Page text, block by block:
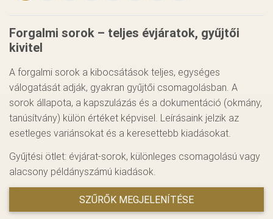
Forgalmi sorok – teljes évjáratok, gyűjtői
kivitel
A forgalmi sorok a kibocsátások teljes, egységes
válogatását adják, gyakran gyűjtői csomagolásban. A
sorok állapota, a kapszulázás és a dokumentáció (okmány,
tanúsítvány) külön értéket képvisel. Leírásaink jelzik az
esetleges variánsokat és a keresettebb kiadásokat.
Gyűjtési ötlet: évjárat-sorok, különleges csomagolású vagy
alacsony példányszámú kiadások.
SZŰRŐK MEGJELENÍTÉSE